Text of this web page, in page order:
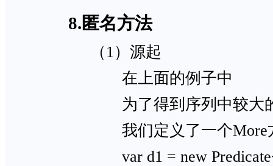
8.匿名方法
（1）源起
在上面的例子中
为了得到序列中较大
我们定义了一个
var d1 = new